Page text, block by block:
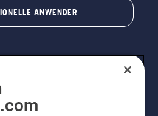
ANWENDER